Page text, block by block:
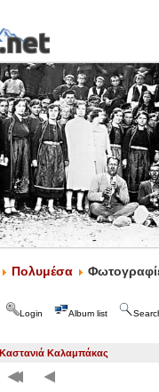
Πολυμέσα
Login Album list
Καστανιά Καλαμπάκας